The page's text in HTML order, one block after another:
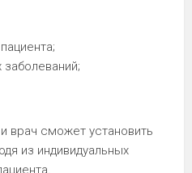
врач сможет установить
из индивидуальных